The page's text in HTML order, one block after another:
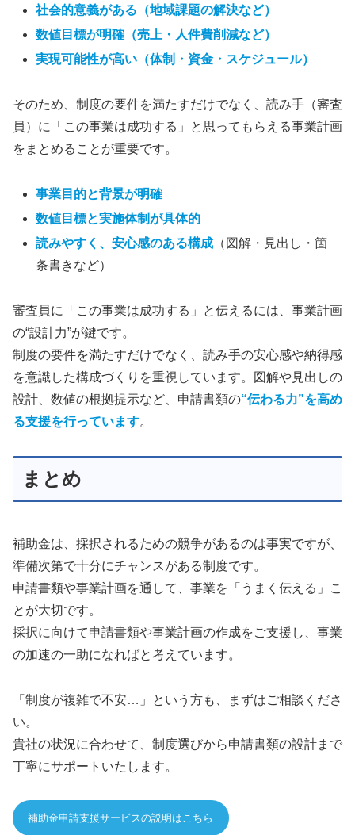
社会的意義がある（地域課題の解決など）
数値目標が明確（売上・人件費削減など）
実現可能性が高い（体制・資金・スケジュール）
そのため、制度の要件を満たすだけでなく、読み手（審査
員）に「この事業は成功する」と思ってもらえる事業計画
をまとめることが重要です。
事業目的と背景が明確
数値目標と実施体制が具体的
読みやすく、安心感のある構成 （図解・見出し・箇
条書きなど）
審査員に「この事業は成功する」と伝えるには、事業計画
の“設計力”が鍵です。
制度の要件を満たすだけでなく、読み手の安心感や納得感
を意識した構成づくりを重視しています。図解や見出しの
設計、数値の根拠提示など、申請書類の“伝わる力”を高め
る支援を行っています。
まとめ
補助金は、採択されるための競争があるのは事実ですが、
準備次第で十分にチャンスがある制度です。
申請書類や事業計画を通して、事業を「うまく伝える」こ
とが大切です。
採択に向けて申請書類や事業計画の作成をご支援し、事業
の加速の一助になればと考えています。
「制度が複雑で不安…」という方も、まずはご相談くださ
い。
貴社の状況に合わせて、制度選びから申請書類の設計まで
丁寧にサポートいたします。
補助金申請支援サービスの説明はこちら